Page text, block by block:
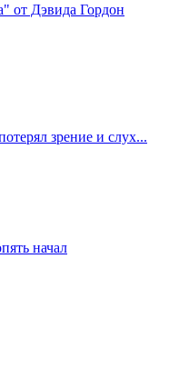
от Дэвида Гордон
зрение и слух...
начал